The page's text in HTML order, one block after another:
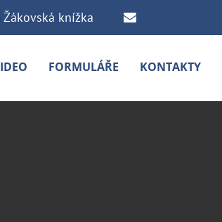
Žákovská knížka
FORMULÁŘE KONTAKTY